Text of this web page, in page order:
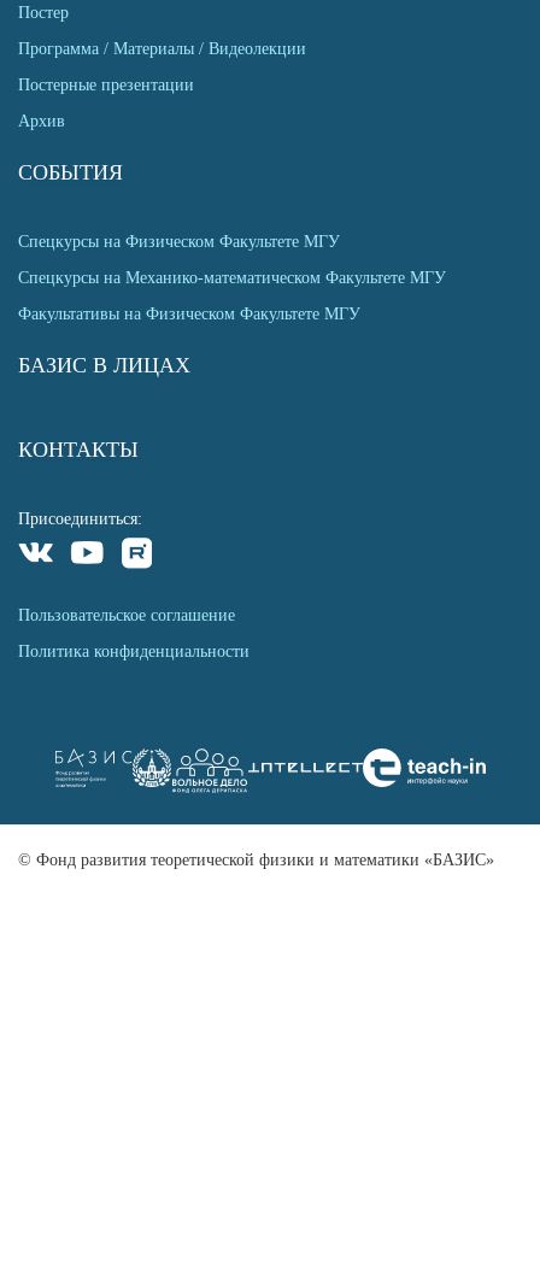
Постер
Программа / Материалы / Видеолекции
Постерные презентации
Архив
СОБЫТИЯ
Спецкурсы на Физическом Факультете МГУ
Спецкурсы на Механико-математическом Факультете МГУ
Факультативы на Физическом Факультете МГУ
БАЗИС В ЛИЦАХ
КОНТАКТЫ
Присоединиться:
Пользовательское соглашение
Политика конфиденциальности
© Фонд развития теоретической физики и математики «БАЗИС»